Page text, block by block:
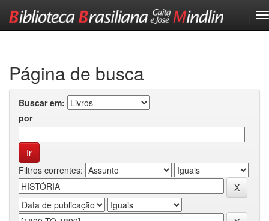
Página de busca
Buscar em:
por
Filtros correntes: